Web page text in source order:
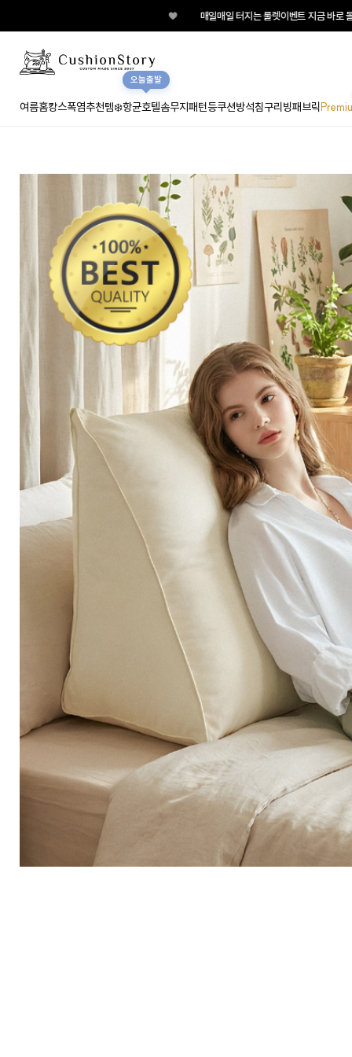
매일매일 터지는 룰렛이벤트 지금 바로 돌려보세요!
여름홈캉스폭염추천템❄️항균호텔솜
오늘출발
무지패턴등쿠션방석침구리빙패브릭